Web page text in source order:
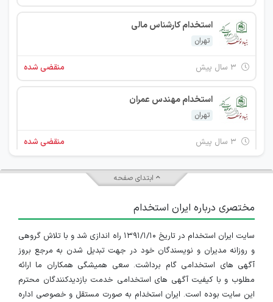
استخدام کارشناس مالی
تهران
منقضی شده
استخدام مهندس عمران
تهران
منقضی شده
استخدام مهندس عمران
خراسان رضوی
۳ سال پیش منقضی شده
استخدام کارشناس حقوقی
تهران
۳ سال پیش منقضی شده
ابتدای صفحه
مختصری درباره ایران استخدام
سایت ایران استخدام در تاریخ ۱۳۹۱/۱/۱۰ راه اندازی شد و با تلاش گروهی
و روزانه مدیران و نویسندگان خود در جهت تبدیل شدن به مرجع بروز
آگهی های استخدامی گام برداشت. سعی همیشگی همکاران ما ارائه
مطلوب و با کیفیت آگهی های استخدامی خدمت بازدیدکنندگان محترم
این سایت بوده است. ایران استخدام به صورت مستقل و خصوصی اداره